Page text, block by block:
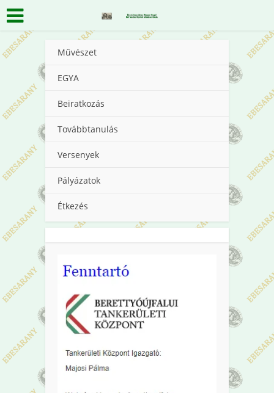
Művészet
EGYA
Beiratkozás
Továbbtanulás
Versenyek
Pályázatok
Étkezés